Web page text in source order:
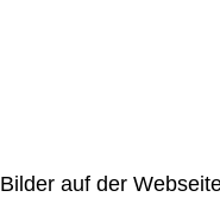
Bilder auf der